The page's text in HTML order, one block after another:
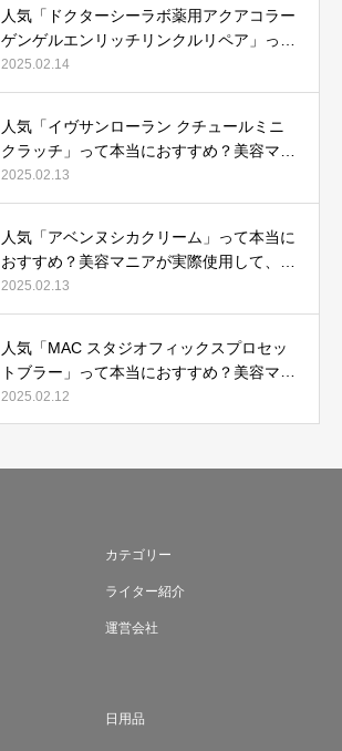
人気「ドクターシーラボ薬用アクアコラー
ゲンゲルエンリッチリンクルリペア」って
本当におすすめ？美容マニアが実際使用し
て口コミを検証
2025.02.14
人気「イヴサンローラン クチュールミニ
クラッチ」って本当におすすめ？美容マニ
アが実際使用して口コミを検証！
2025.02.13
人気「アベンヌシカクリーム」って本当に
おすすめ？美容マニアが実際使用して、口
コミを検証！
2025.02.13
人気「MAC スタジオフィックスプロセッ
トブラー」って本当におすすめ？美容マニ
アが実際使用して口コミを検証！
2025.02.12
カテゴリー
ライター紹介
運営会社
日用品